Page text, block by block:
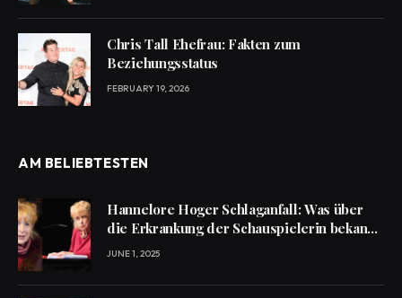
Chris Tall Ehefrau: Fakten zum
Beziehungsstatus
FEBRUARY 19, 2026
AM BELIEBTESTEN
Hannelore Hoger Schlaganfall: Was über
die Erkrankung der Schauspielerin bekannt
ist
JUNE 1, 2025